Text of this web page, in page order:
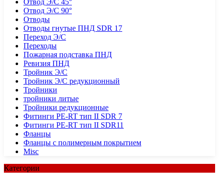
Отвод Э/С 45°
Отвод Э/С 90°
Отводы
Отводы гнутые ПНД SDR 17
Переход Э/С
Переходы
Пожарная подставка ПНД
Ревизия ПНД
Тройник Э/С
Тройник Э/С редукционный
Тройники
тройники литые
Тройники редукционные
Фитинги PE-RT тип II SDR 7
Фитинги PE-RT тип II SDR11
Фланцы
Фланцы с полимерным покрытием
Misc
Категории